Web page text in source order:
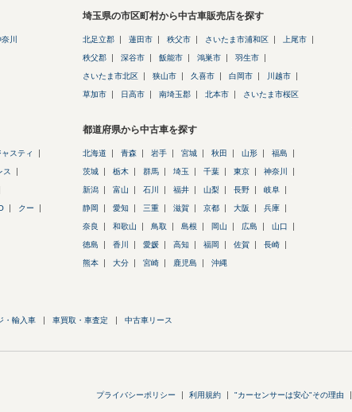
川
埼玉県の市区町村から中古車販売店を探す
北足立郡 蓮田市 秩父市 さいたま市浦和区 上尾市
秩父郡 深谷市 飯能市 鴻巣市 羽生市
さいたま市北区 狭山市 久喜市 白岡市 川越市
草加市 日高市 南埼玉郡 北本市 さいたま市桜区
ャスティ
ス
クー
都道府県から中古車を探す
北海道 青森 岩手 宮城 秋田 山形 福島
茨城 栃木 群馬 埼玉 千葉 東京 神奈川
新潟 富山 石川 福井 山梨 長野 岐阜
静岡 愛知 三重 滋賀 京都 大阪 兵庫
奈良 和歌山 鳥取 島根 岡山 広島 山口
徳島 香川 愛媛 高知 福岡 佐賀 長崎
熊本 大分 宮崎 鹿児島 沖縄
・輸入車 車買取・車査定 中古車リース
プライバシーポリシー 利用規約 "カーセンサーは安心"その理由